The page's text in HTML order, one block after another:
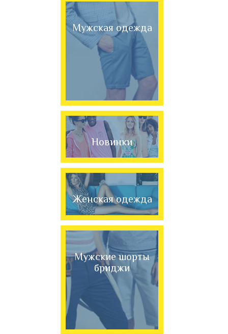
Мужская одежда
Новинки
Женская одежда
Мужские шорты
бриджи